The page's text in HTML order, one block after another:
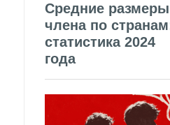
Средние размеры
члена по
статистика 2024
года